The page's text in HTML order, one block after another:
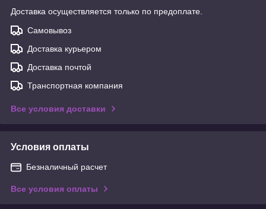
Доставка осуществляется только по предоплате.
Самовывоз
Доставка курьером
Доставка почтой
Транспортная компания
Все условия доставки
Условия оплаты
Безналичный расчет
Все условия оплаты